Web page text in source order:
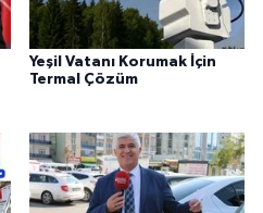
Yeşil Vatanı Korumak İçin
Termal Çözüm